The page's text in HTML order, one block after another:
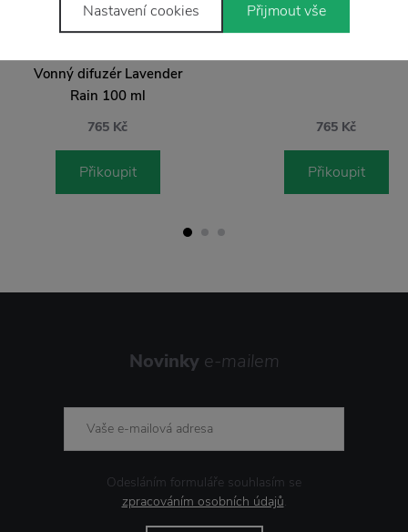
765 Kč
Přikoupit
765 Kč
Přikoupit
Novinky e-mailem
Odesláním formuláře souhlasím se
zpracováním osobních údajů.
Nastavení cookies Přijmout vše